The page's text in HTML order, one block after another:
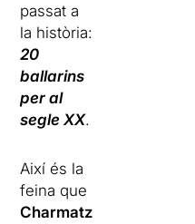
passat a
la història:
20
ballarins
per al
segle XX.
Així és la
feina que
Charmatz